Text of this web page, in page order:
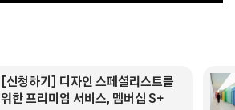
[신청하기] 디자인 스페셜리스트를
위한 프리미엄 서비스, 멤버십 S+